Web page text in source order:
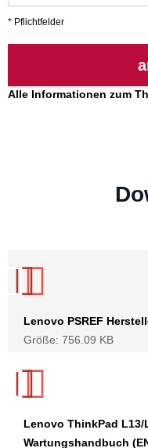
* Pflichtfelder
Alle Informationen zum
Lenovo PSREF
Größe: 756.09 KB
Lenovo ThinkPad L13/
Wartungshandbuch